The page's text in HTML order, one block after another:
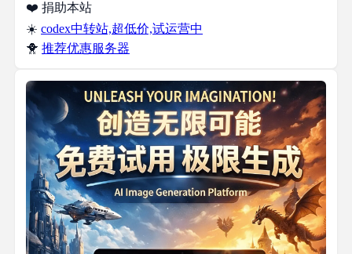
❤️ 捐助本站
☀️ codex中转站,超低价,试运营中
🐥 推荐优惠服务器